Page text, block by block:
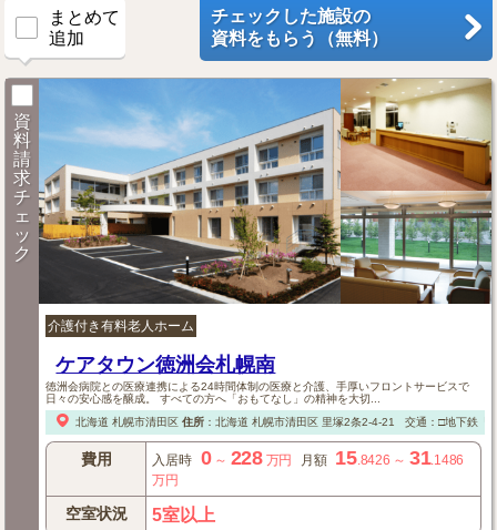
まとめて
追加
チェックした施設の
資料をもらう（無料）
資
料
請
求
チ
ェ
ッ
ク
介護付き有料老人ホーム
ケアタウン徳洲会札幌南
徳洲会病院との医療連携による24時間体制の医療と介護、手厚いフロントサービスで
日々の安心感を醸成。 すべての方へ「おもてなし」の精神を大切...
北海道 札幌市清田区 住所： 北海道 札幌市清田区里塚2条2-4-21 交通：□地下鉄「
費用 入居時 0～ 228 万円 月額 15.8426 ～ 31.1486
万円
空室状況 5室以上